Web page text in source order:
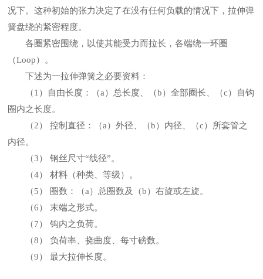
况下。这种初始的张力决定了在没有任何负载的情况下，拉伸弹
簧盘绕的紧密程度。
各圈紧密围绕，以使其能受力而拉长，各端绕一环圈
（Loop）。
下述为一拉伸弹簧之必要资料：
（1）自由长度：（a）总长度、（b）全部圈长、（c）自钩
圈内之长度。
（2） 控制直径：（a）外径、（b）内径、（c）所套管之
内径。
（3） 钢丝尺寸“线径”。
（4） 材料（种类、等级）。
（5） 圈数：（a）总圈数及（b）右旋或左旋。
（6） 末端之形式。
（7） 钩内之负荷。
（8） 负荷率、挠曲度、每寸磅数。
（9） 最大拉伸长度。